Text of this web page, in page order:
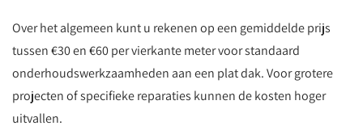
Over het algemeen kunt u rekenen op een gemiddelde prijs
tussen €30 en €60 per vierkante meter voor standaard
onderhoudswerkzaamheden aan een plat dak. Voor grotere
projecten of specifieke reparaties kunnen de kosten hoger
uitvallen.